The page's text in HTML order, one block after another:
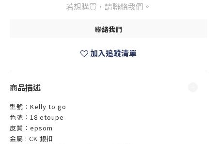
若想購買，請聯絡我們。
聯絡我們
加入追蹤清單
商品描述
型號：Kelly to go
色號：18 etoupe
皮質：epsom
金屬 : CK 銀扣